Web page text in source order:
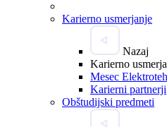
Karierno usmerjanje
Nazaj
Karierno
Mesec
Karierni partnerji
Obštudijski predmeti